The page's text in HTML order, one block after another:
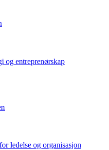
og entreprenørskap
ledelse og organisasjon